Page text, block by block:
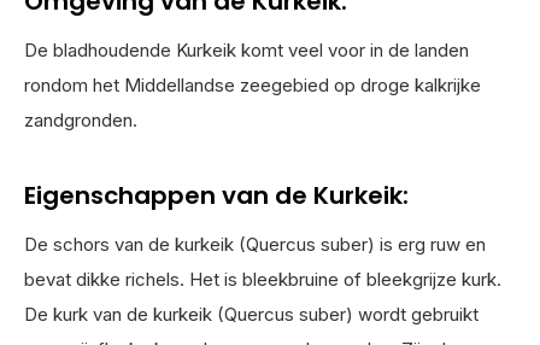
De bladhoudende Kurkeik komt veel voor in de landen
rondom het Middellandse zeegebied op droge kalkrijke
zandgronden.
Eigenschappen van de Kurkeik:
De schors van de kurkeik (Quercus suber) is erg ruw en
bevat dikke richels. Het is bleekbruine of bleekgrijze kurk.
De kurk van de kurkeik (Quercus suber) wordt gebruikt